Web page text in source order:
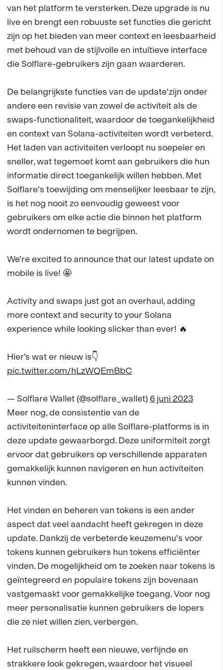
van het platform te versterken. Deze upgrade is nu
live en brengt een robuuste set functies die gericht
zijn op het bieden van meer context en leesbaarheid
met behoud van de stijlvolle en intuïtieve interface
die Solflare-gebruikers zijn gaan waarderen.
De belangrijkste functies van de update'zijn onder
andere een revisie van zowel de activiteit als de
swaps-functionaliteit, waardoor de toegankelijkheid
en context van Solana-activiteiten wordt verbeterd.
Het laden van activiteiten verloopt nu soepeler en
sneller, wat tegemoet komt aan gebruikers die hun
informatie direct toegankelijk willen hebben. Met
Solflare's toewijding om menselijker leesbaar te zijn,
is het nog nooit zo eenvoudig geweest voor
gebruikers om elke actie die binnen het platform
wordt ondernomen te begrijpen.
We’re excited to announce that our latest update on
mobile is live! 🤩
Activity and swaps just got an overhaul, adding
more context and security to your Solana
experience while looking slicker than ever! 🔥
Hier’s wat er nieuw is👇
pic.twitter.com/hLzWQEmBbC
— Solflare Wallet (@solflare_wallet) 6 juni 2023
Meer nog, de consistentie van de
activiteiteninterface op alle Solflare-platforms is in
deze update gewaarborgd. Deze uniformiteit zorgt
ervoor dat gebruikers op verschillende apparaten
gemakkelijk kunnen navigeren en hun activiteiten
kunnen vinden.
Het vinden en beheren van tokens is een ander
aspect dat veel aandacht heeft gekregen in deze
update. Dankzij de verbeterde keuzemenu's voor
tokens kunnen gebruikers hun tokens efficiënter
vinden. De mogelijkheid om te zoeken naar tokens is
geïntegreerd en populaire tokens zijn bovenaan
vastgemaakt voor gemakkelijke toegang. Voor nog
meer personalisatie kunnen gebruikers de lopers
die ze niet willen zien, verbergen.
Het ruilscherm heeft een nieuwe, verfijnde en
strakkere look gekregen, waardoor het visueel